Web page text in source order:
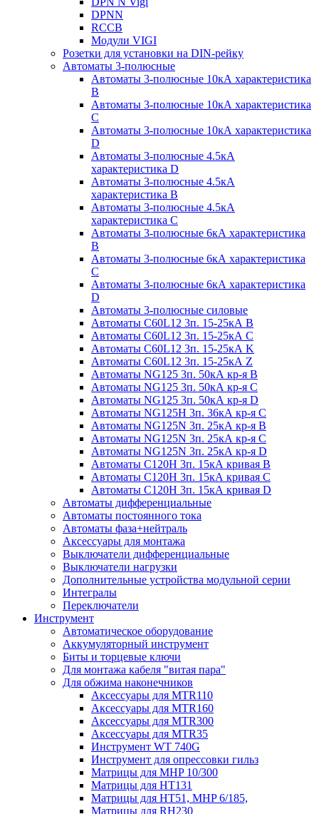
DPNN
RCCB
Модули VIGI
Розетки для установки на DIN-рейку
Автоматы 3-полюсные
Автоматы 3-полюсные 10кА характеристика
B
Автоматы 3-полюсные 10кА характеристика
C
Автоматы 3-полюсные 10кА характеристика
D
Автоматы 3-полюсные 4.5кА
характеристика D
Автоматы 3-полюсные 4.5кА
характеристика В
Автоматы 3-полюсные 4.5кА
характеристика С
Автоматы 3-полюсные 6кА характеристика
B
Автоматы 3-полюсные 6кА характеристика
C
Автоматы 3-полюсные 6кА характеристика
D
Автоматы 3-полюсные силовые
Автоматы C60L12 3п. 15-25кА B
Автоматы C60L12 3п. 15-25кА C
Автоматы C60L12 3п. 15-25кА K
Автоматы C60L12 3п. 15-25кА Z
Автоматы NG125 3п. 50кА кр-я B
Автоматы NG125 3п. 50кА кр-я C
Автоматы NG125 3п. 50кА кр-я D
Автоматы NG125H 3п. 36кА кр-я C
Автоматы NG125N 3п. 25кА кр-я B
Автоматы NG125N 3п. 25кА кр-я C
Автоматы NG125N 3п. 25кА кр-я D
Автоматы С120Н 3п. 15кА кривая B
Автоматы С120Н 3п. 15кА кривая C
Автоматы С120Н 3п. 15кА кривая D
Автоматы дифференциальные
Автоматы постоянного тока
Автоматы фаза+нейтраль
Аксессуары для монтажа
Выключатели дифференциальные
Выключатели нагрузки
Дополнительные устройства модульной серии
Интегралы
Переключатели
Инструмент
Автоматическое оборудование
Аккумуляторный инструмент
Биты и торцевые ключи
Для монтажа кабеля "витая пара"
Для обжима наконечников
Аксессуары для MTR110
Аксессуары для MTR160
Аксессуары для MTR300
Аксессуары для MTR35
Инструмент WT 740G
Инструмент для опрессовки гильз
Матрицы для MHP 10/300
Матрицы для НТ131
Матрицы для НТ51, MHP 6/185,
Матрицы для RH230